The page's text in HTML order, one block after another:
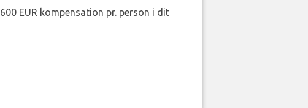
EUR kompensation pr. person i dit